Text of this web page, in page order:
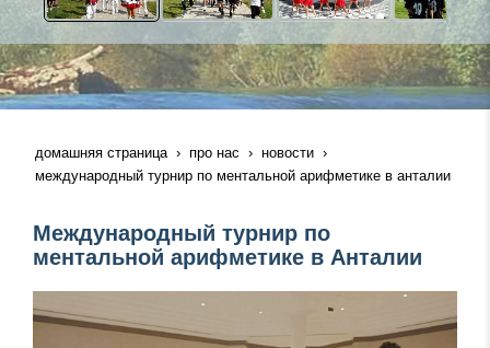
домашняя страница про нас
новости
международный турнир по ментальной арифметике в анталии
Международный турнир по
ментальной арифметике в Анталии